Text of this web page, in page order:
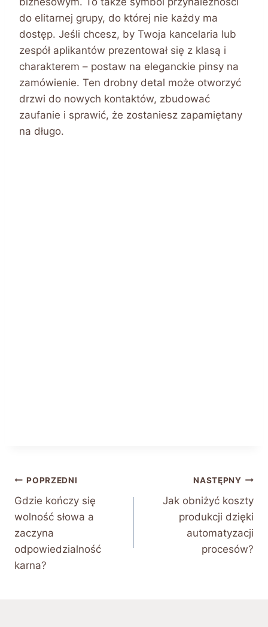
do elitarnej grupy, do której nie każdy ma
dostęp. Jeśli chcesz, by Twoja kancelaria lub
zespół aplikantów prezentował się z klasą i
charakterem – postaw na eleganckie pinsy na
zamówienie. Ten drobny detal może otworzyć
drzwi do nowych kontaktów, zbudować
zaufanie i sprawić, że zostaniesz zapamiętany
na długo.
Nawigacja
wpisu
POPRZEDNI
Gdzie kończy się
wolność słowa a
zaczyna
odpowiedzialność
karna?
NASTĘPNY
Jak obniżyć koszty
produkcji dzięki
automatyzacji
procesów?